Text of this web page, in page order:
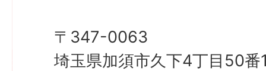
〒347-0063
埼玉県加須市久下4丁目50番